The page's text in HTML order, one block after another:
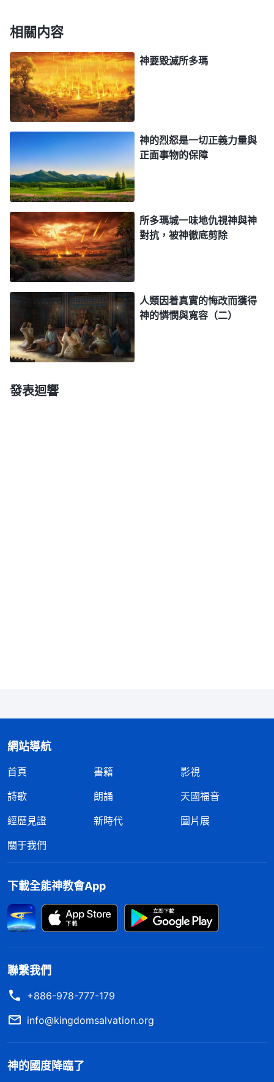
憫呢？之前我們説了神的烈怒是神獨一無二的公義性
兩方面定義為神的公義性情。神的公義性情是聖潔
的，是不容人觸犯的，也是不容任何人置疑的，是任
何受造之物與非受造之物所不具備的，是神特有的，
也是神獨有的，這就是説，神的烈怒是聖潔的，是不
容人觸犯的，同樣，神公義性情的另外一方面，也就
是神的憐憫也是聖潔的、不容人觸犯的。任何受造之
物或者非受造之物都不能代替或者代表神作神要作的
事情，也不能代替或者代表神毁滅所多瑪，或者拯救
尼尼微，這就是神獨一無二的公義性情的真實發表。
——《話・卷二 關于認識神・獨一無二的神自己 二》
相關内容
神要毀滅所多瑪
神的烈怒是一切正義力量與
正面事物的保障
所多瑪城一味地仇視神與神
對抗，被神徹底剪除
人類因着真實的悔改而獲得
神的憐憫與寬容（二）
發表迴響
網站導航
首頁 書籍
影視
詩歌
朗誦
天國福音
經歷見證
新時代
圖片展
關于我們
下載全能神教會App
聯繫我們
+886-978-777-179
info@kingdomsalvation.org
神的國度降臨了